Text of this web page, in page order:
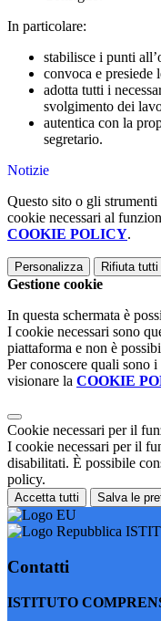
In particolare:
stabilisce i punti
convoca e
adotta tutti i
svolgimento dei
autentica con la
segretario.
Notizie
Questo sito o gli
cookie necessari al
COOKIE POLICY.
Personalizza Rifiuta tutti
Gestione cookie
In questa schermata è
I cookie necessari sono
piattaforma e non è
Per conoscere quali sono
visionare la COOKIE
Cookie necessari per il
I cookie necessari per il
disabilitati. È possibile
policy.
Accetta tutti Salva le
Contatti
ISTITUTO